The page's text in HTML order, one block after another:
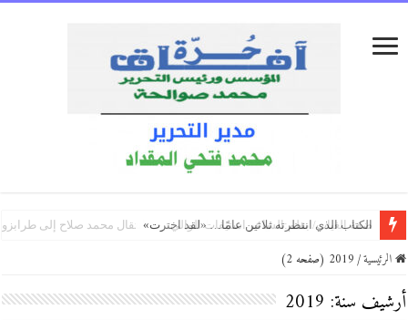
الكتاب الذي انتظرته ثلاثين عامًا… «لقد اخترت»
السفير التركي بالقاهرة يهنئ الجماهير بمناسبة انتقال محمد صلاح إلى
منطق الاحتلال بين إعادة الإنتاج والمقاومة: قراءة ما بعد كولونيالية في رواية
الرئيسية/2019 (صفحه 2)
أرشيف سنة: 2019